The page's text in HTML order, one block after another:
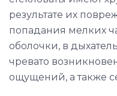
результате их
попадания мелких
оболочки, в
чревато
ощущений, а также